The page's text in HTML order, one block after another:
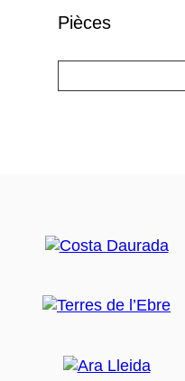
Pièces